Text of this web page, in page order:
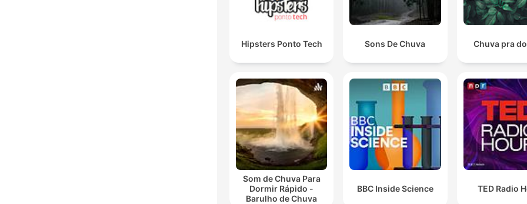
Hipsters Ponto Tech Sons De Chuva Chuva pra
Som de Chuva Para
Dormir Rápido -
Barulho de Chuva
BBC Inside Science TED Radio